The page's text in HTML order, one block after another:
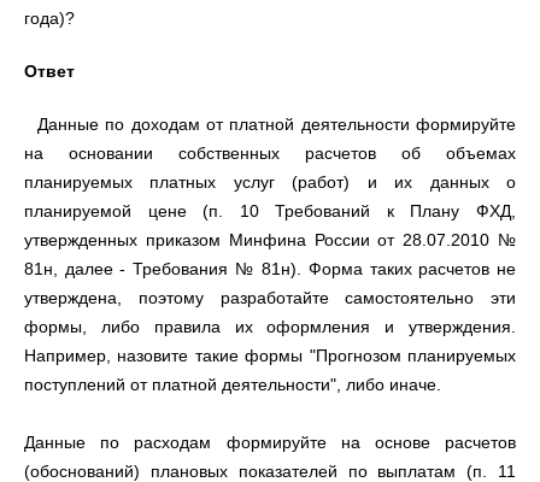
года)?
Ответ
Данные по доходам от платной деятельности формируйте
на основании собственных расчетов об объемах
планируемых платных услуг (работ) и их данных о
планируемой цене (п. 10 Требований к Плану ФХД,
утвержденных приказом Минфина России от 28.07.2010 №
81н, далее - Требования № 81н). Форма таких расчетов не
утверждена, поэтому разработайте самостоятельно эти
формы, либо правила их оформления и утверждения.
Например, назовите такие формы "Прогнозом планируемых
поступлений от платной деятельности", либо иначе.
Данные по расходам формируйте на основе расчетов
(обоснований) плановых показателей по выплатам (п. 11